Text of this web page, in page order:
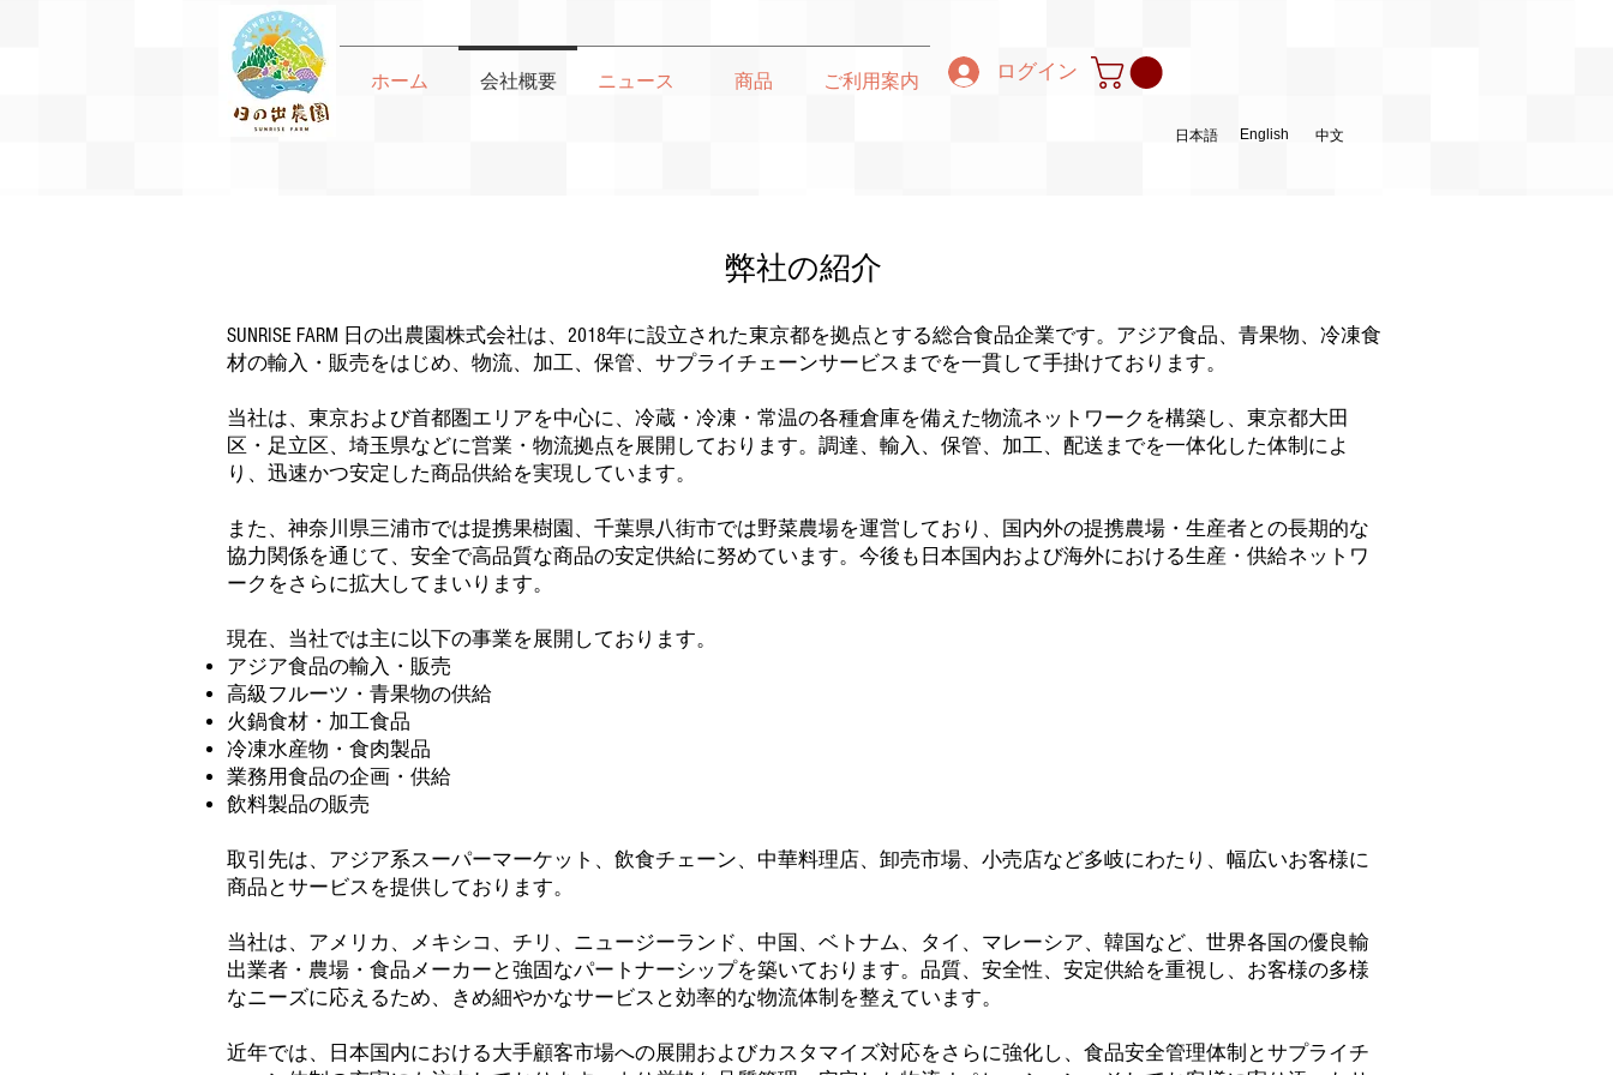
ホーム 会社概要 ニュース 商品 ご利用案内 ログイン
日本語 English 中文
︎弊社の紹介
SUNRISE FARM 日の出農園株式会社は、2018年に設立された東京都を拠点とする総合食品企業です。アジア食品、青果物、冷凍食
材の輸入・販売をはじめ、物流、加工、保管、サプライチェーンサービスまでを一貫して手掛けております。
当社は、東京および首都圏エリアを中心に、冷蔵・冷凍・常温の各種倉庫を備えた物流ネットワークを構築し、東京都大田
区・足立区、埼玉県などに営業・物流拠点を展開しております。調達、輸入、保管、加工、配送までを一体化した体制によ
り、迅速かつ安定した商品供給を実現しています。
また、神奈川県三浦市では提携果樹園、千葉県八街市では野菜農場を運営しており、国内外の提携農場・生産者との長期的な
協力関係を通じて、安全で高品質な商品の安定供給に努めています。今後も日本国内および海外における生産・供給ネットワ
ークをさらに拡大してまいります。
現在、当社では主に以下の事業を展開しております。
アジア食品の輸入・販売
高級フルーツ・青果物の供給
火鍋食材・加工食品
冷凍水産物・食肉製品
業務用食品の企画・供給
飲料製品の販売
取引先は、アジア系スーパーマーケット、飲食チェーン、中華料理店、卸売市場、小売店など多岐にわたり、幅広いお客様に
商品とサービスを提供しております。
当社は、アメリカ、メキシコ、チリ、ニュージーランド、中国、ベトナム、タイ、マレーシア、韓国など、世界各国の優良輸
出業者・農場・食品メーカーと強固なパートナーシップを築いております。品質、安全性、安定供給を重視し、お客様の多様
なニーズに応えるため、きめ細やかなサービスと効率的な物流体制を整えています。
近年では、日本国内における大手顧客市場への展開およびカスタマイズ対応をさらに強化し、食品安全管理体制とサプライチ